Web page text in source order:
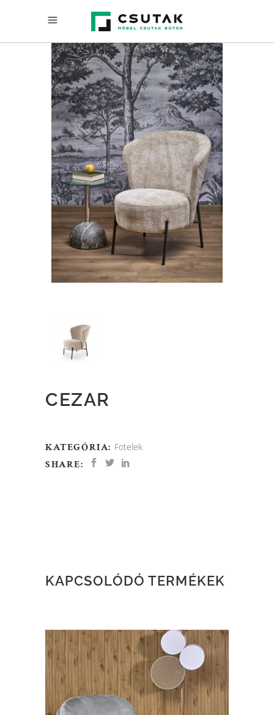
CEZAR
KATEGÓRIA: Fotelek
SHARE:
KAPCSOLÓDÓ TERMÉKEK